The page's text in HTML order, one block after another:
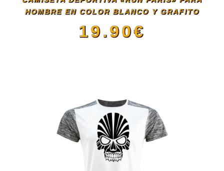
pueden
la
página
de
HOMBRE EN COLOR BLANCO Y GRAFITO
19.90€
tiene
múltiples